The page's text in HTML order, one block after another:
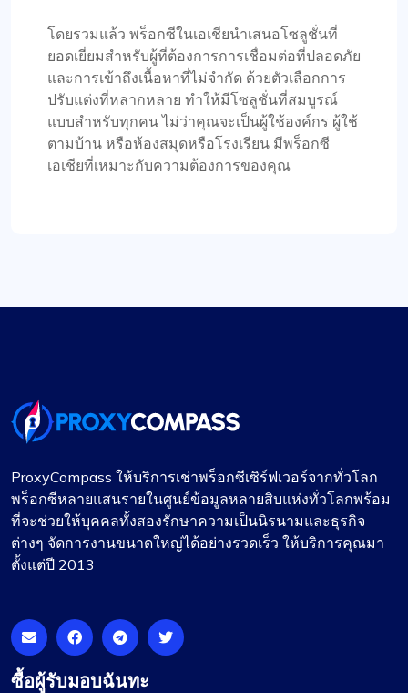
บินตัง เอส.
โนอาห์ บราวน์
ความคุ้มค่าในบริการพร็อกซี
นี่คือบริการพร็อกซีที่ดีที่สุดสำหรับราคาอย่างไม่ต้อง
สงสัย ฉันหวังว่าบริษัทจะรักษามาตรฐานในปัจจุบัน
อีกชุดหนึ่งสำหรับการหมุนเวียนพรอกซี จนถึงตอนนี้
ฉันพอใจกับผลงานของพวกเขามาก
โดยรวมแล้ว พร็อกซีในเอเชียนำเสนอโซลูชั่นที่
ยอดเยี่ยมสำหรับผู้ที่ต้องการการเชื่อมต่อที่ปลอดภัย
และการเข้าถึงเนื้อหาที่ไม่จำกัด ด้วยตัวเลือกการ
ปรับแต่งที่หลากหลาย ทำให้มีโซลูชั่นที่สมบูรณ์
แบบสำหรับทุกคน ไม่ว่าคุณจะเป็นผู้ใช้องค์กร ผู้ใช้
ตามบ้าน หรือห้องสมุดหรือโรงเรียน มีพร็อกซี
เอเชียที่เหมาะกับความต้องการของคุณ
ProxyCompass ให้บริการเช่าพร็อกซีเซิร์ฟเวอร์จากทั่วโลก
พร็อกซีหลายแสนรายในศูนย์ข้อมูลหลายสิบแห่งทั่วโลกพร้อม
ที่จะช่วยให้บุคคลทั้งสองรักษาความเป็นนิรนามและธุรกิจ
ต่างๆ จัดการงานขนาดใหญ่ได้อย่างรวดเร็ว ให้บริการคุณมา
ตั้งแต่ปี 2013
ซื้อผู้รับมอบฉันทะ